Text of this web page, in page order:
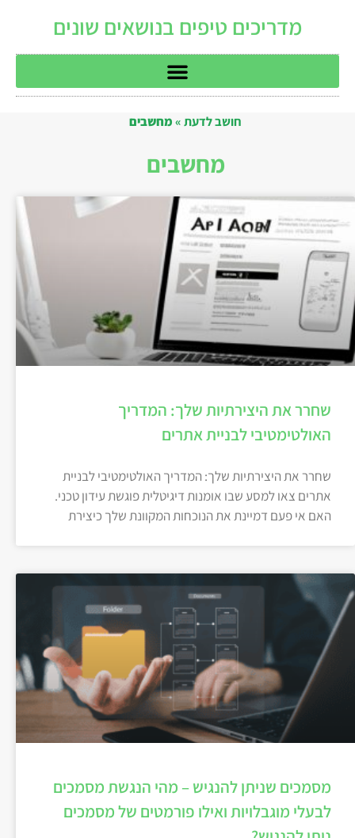
מדריכים טיפים בנושאים שונים
חושב לדעת»מחשבים
מחשבים
שחרר את היצירתיות שלך: המדריך
האולטימטיבי לבניית אתרים
שחרר את היצירתיות שלך: המדריך האולטימטיבי לבניית
אתרים צאו למסע שבו אומנות דיגיטלית פוגשת עידון טכני.
האם אי פעם דמיינת את הנוכחות המקוונת שלך כיצירת
מסמכים שניתן להנגיש – מהי הנגשת מסמכים
לבעלי מוגבלויות ואילו פורמטים של מסמכים